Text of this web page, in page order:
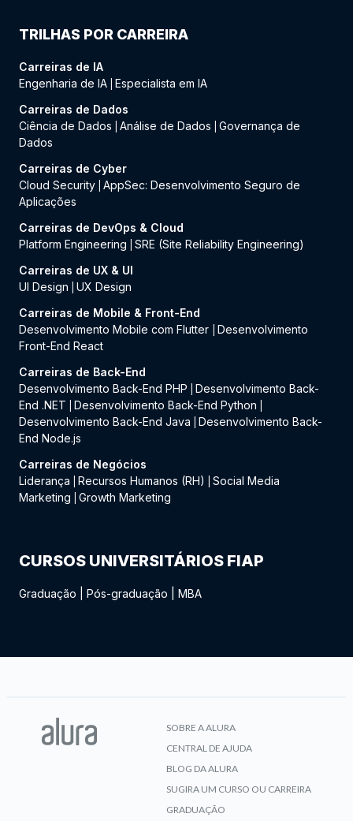
TRILHAS POR CARREIRA
Carreiras de IA
Engenharia de IA Especialista em IA
Carreiras de Dados
Ciência de Dados
Análise de Dados
Governança de
Dados
Carreiras de Cyber
Cloud Security AppSec: Desenvolvimento Seguro de
Aplicações
Carreiras de DevOps & Cloud
Platform Engineering
SRE (Site Reliability Engineering)
Carreiras de UX & UI
UI Design
UX Design
Carreiras de Mobile & Front-End
Desenvolvimento Mobile com Flutter
Desenvolvimento
Front-End React
Carreiras de Back-End
Desenvolvimento Back-End PHP
Desenvolvimento Back-
End .NET
Desenvolvimento Back-End Python
Desenvolvimento Back-End Java
Desenvolvimento Back-
End Node.js
Carreiras de Negócios
Liderança
Recursos Humanos (RH)
Social Media
Marketing
Growth Marketing
CURSOS UNIVERSITÁRIOS FIAP
Graduação Pós-graduação MBA
SOBRE A ALURA
CENTRAL DE AJUDA
BLOG DA ALURA
SUGIRA UM CURSO OU CARREIRA
GRADUAÇÃO